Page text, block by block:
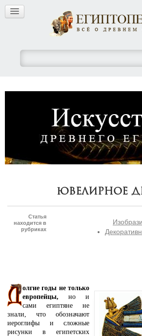
Ювелирное
Статья
находится в
рубриках
олгие годы не только
европейцы, но и
сами египтяне не
знали, что обозначают
иероглифы и сложные
рисунки в египетских